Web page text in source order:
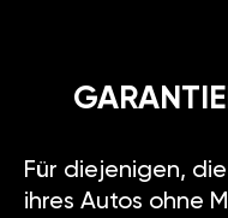
Für diejenigen,
ihres Autos ohne